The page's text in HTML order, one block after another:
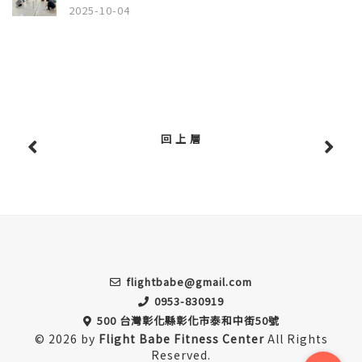
2025-10-04
回 上 層
flightbabe@gmail.com
0953-830919
500 台灣彰化縣彰化市泰和中街50號
© 2026 by Flight Babe Fitness CenterAll Rights
Reserved.